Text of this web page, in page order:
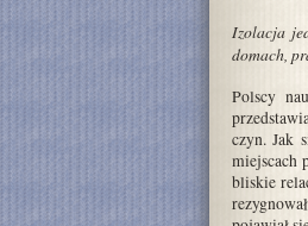
Izolacja
domach,
Polscy
czyn. Jak
miejscach
bliskie